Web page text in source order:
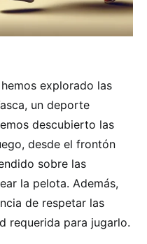
explorado las
un deporte
descubierto las
desde el frontón
sobre las
la pelota. Además,
de respetar las
requerida para jugarlo.